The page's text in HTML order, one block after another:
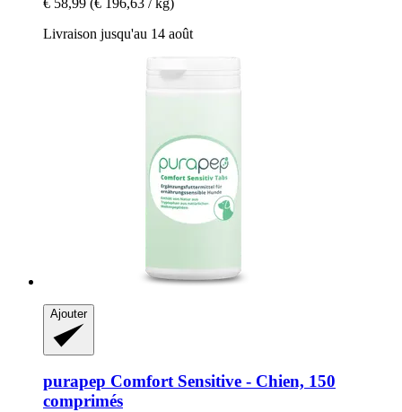
€ 58,99 (€ 196,63 / kg)
Livraison jusqu'au 14 août
Ajouter
purapep Comfort Sensitive -​ Chien, 150
comprimés